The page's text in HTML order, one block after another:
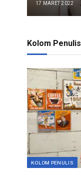
17 MARET 2022
Kolom Penulis
KOLOM PENULIS